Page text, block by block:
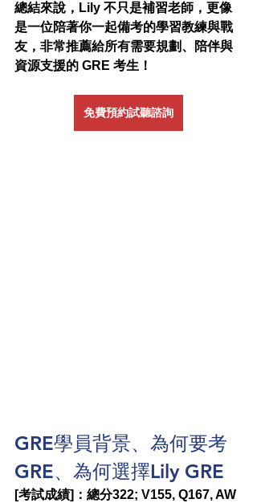
總結來說，Lily 不只是補習老師，更像
是一位陪著你一起備考的學習教練與戰
友，非常推薦給所有需要規劃、陪伴與
資源支援的 GRE 考生！
免費預約試聽諮詢
GRE學員背景、為何要考
GRE、為何選擇Lily GRE
[考試成績]：總分322; V155, Q167, AW